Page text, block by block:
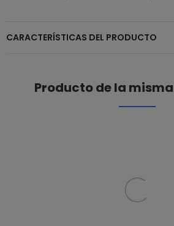
CARACTERÍSTICAS DEL PRODUCTO
Producto de la